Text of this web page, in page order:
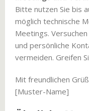
Bitte nutzen Sie bis
möglich technische
Meetings.
und persönliche
vermeiden. Greifen
Mit freundlichen
[Muster-Name]